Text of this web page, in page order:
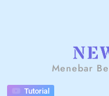
Tutorial
Menebar